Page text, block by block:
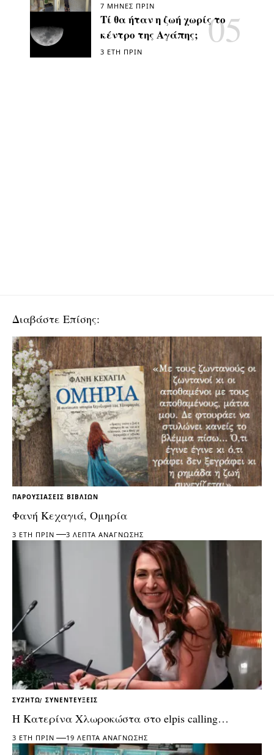
7 ΜΉΝΕΣ ΠΡΙΝ
Τί θα ήταν η ζωή χωρίς το
κέντρο της Αγάπης;
3 ΈΤΗ ΠΡΙΝ
Διαβάστε Επίσης:
ΠΑΡΟΥΣΙΆΣΕΙΣ ΒΙΒΛΊΩΝ
Φανή Κεχαγιά, Ομηρία
3 ΈΤΗ ΠΡΙΝ 3 ΛΕΠΤΆ ΑΝΆΓΝΩΣΗΣ
ΣΥΖΗΤΏ ΣΥΝΕΝΤΕΎΞΕΙΣ
Η Κατερίνα Χλωροκώστα στο elpis calling…
3 ΈΤΗ ΠΡΙΝ 19 ΛΕΠΤΆ ΑΝΆΓΝΩΣΗΣ